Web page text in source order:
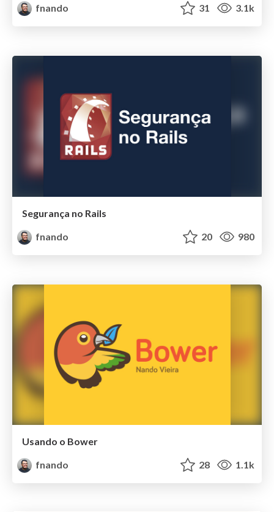
fnando
31 3.1k
Segurança no Rails
fnando
20 980
Usando o Bower
fnando
28 1.1k